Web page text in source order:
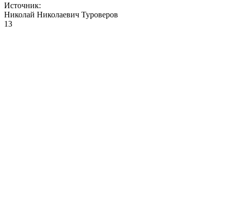
Источник:
Николай Николаевич Туроверов
13